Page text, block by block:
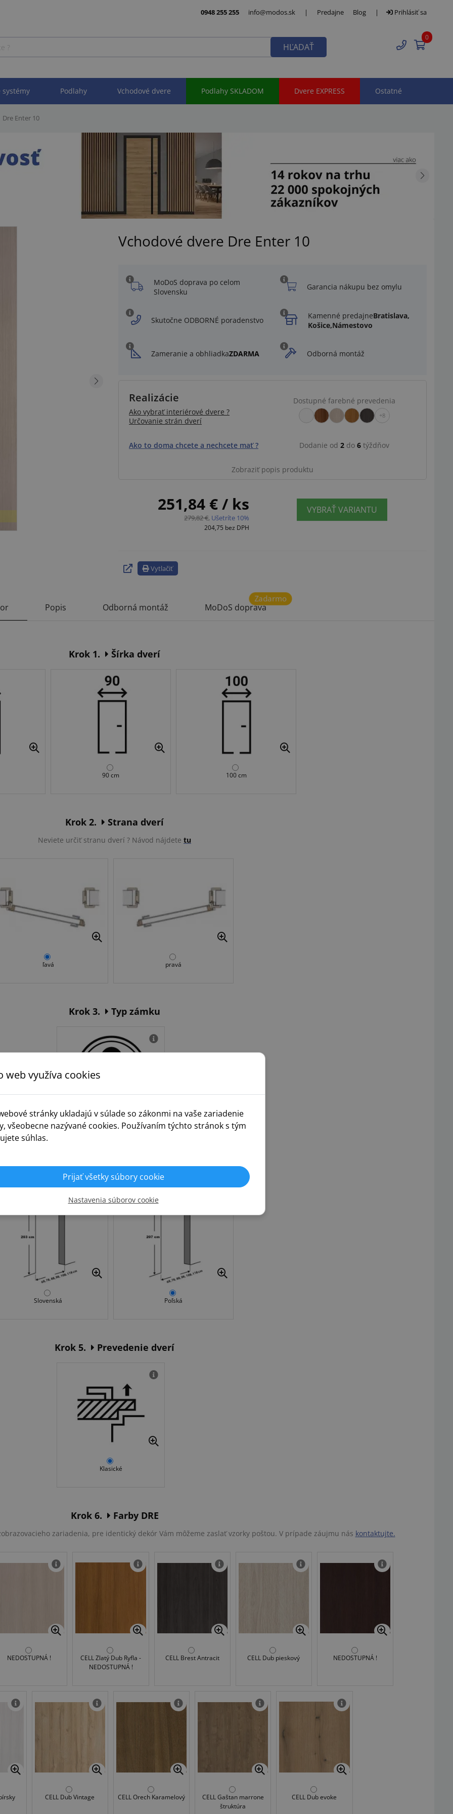
0948 255 255 info@modos.sk | Predajne Blog | Prihlásiť sa
HĽADAŤ
0
systémy Podlahy Vchodové dvere Podlahy SKLADOM Dvere EXPRESS Ostatné
Dre Enter 10
Ilustračný obrázok
Vchodové dvere Dre Enter 10
MoDoS doprava po celom
Slovensku
Garancia nákupu bez omylu
Skutočne ODBORNÉ poradenstvo Kamenné predajneBratislava,
Košice,Námestovo
Zameranie a obhliadkaZDARMA Odborná montáž
Realizácie
Ako vybrať interiérové dvere ?
Určovanie strán dverí
Dostupné farebné prevedenia
+8
Ako to doma chcete a nechcete mať ? Dodanie od 2 do 6 týždňov
Zobraziť popis produktu
251,84 € / ks
279,82 €, Ušetríte 10%
204,75 bez DPH
VYBRAŤ VARIANTU
Vytlačiť
Popis Odborná montáž
Zadarmo
MoDoS doprava
Krok 1. Šírka dverí
90 cm 100 cm
Krok 2. Strana dverí
Neviete určiť stranu dverí ? Návod nájdete tu
ľavá pravá
Krok 3. Typ zámku
Krok 4. Norma
Slovenská Poľská
Krok 5. Prevedenie dverí
Klasické
Krok 6. Farby DRE
zariadenia, pre identický dekór Vám môžeme zaslať vzorky poštou. V prípade záujmu nás kontaktujte.
NEDOSTUPNÁ !
CELL Zlatý Dub Ryfla -
NEDOSTUPNÁ !
CELL Brest Antracit CELL Dub pieskový NEDOSTUPNÁ !
CELL Dub Vintage CELL Orech Karamelový
CELL Gaštan marrone
štruktúra
CELL Dub evoke
web využíva cookies
stránky ukladajú v súlade so zákonmi na vaše zariadenie
všeobecne nazývané cookies. Používaním týchto stránok s tým
súhlas.
Prijať všetky súbory cookie
Nastavenia súborov cookie